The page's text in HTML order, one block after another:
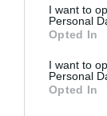
I want to
Personal
Opted In
I want to
Personal
Opted In